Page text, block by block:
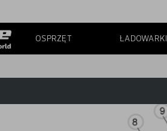
OSPRZĘT ŁADOWARKI